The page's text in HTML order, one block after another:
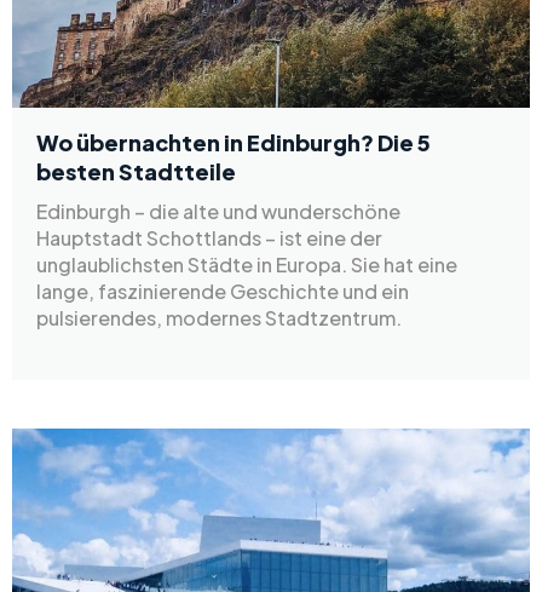
Wo übernachten in Edinburgh? Die 5
besten Stadtteile
Edinburgh – die alte und wunderschöne
Hauptstadt Schottlands – ist eine der
unglaublichsten Städte in Europa. Sie hat eine
lange, faszinierende Geschichte und ein
pulsierendes, modernes Stadtzentrum.